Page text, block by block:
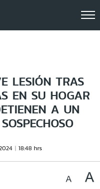
LESIÓN TRAS
EN SU HOGAR
A UN
18:48 hrs